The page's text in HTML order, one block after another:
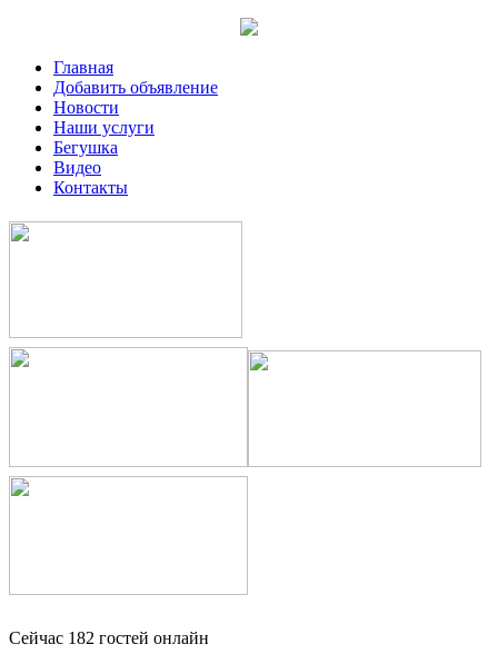
Главная
Добавить объявление
Новости
Наши услуги
Бегушка
Видео
Контакты
Сейчас 182 гостей онлайн